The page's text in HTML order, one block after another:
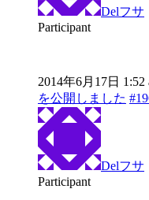
Delフサ
Participant
2014年6月17日 1:52
を公開しました
Delフサ
Participant